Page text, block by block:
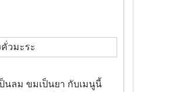
นลม ขมเป็นยา กับเมนูนี้